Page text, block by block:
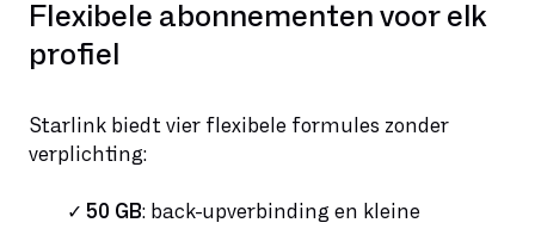
Flexibele abonnementen voor elk
profiel
Starlink biedt vier flexibele formules zonder
verplichting:
50 GB: back-upverbinding en kleine